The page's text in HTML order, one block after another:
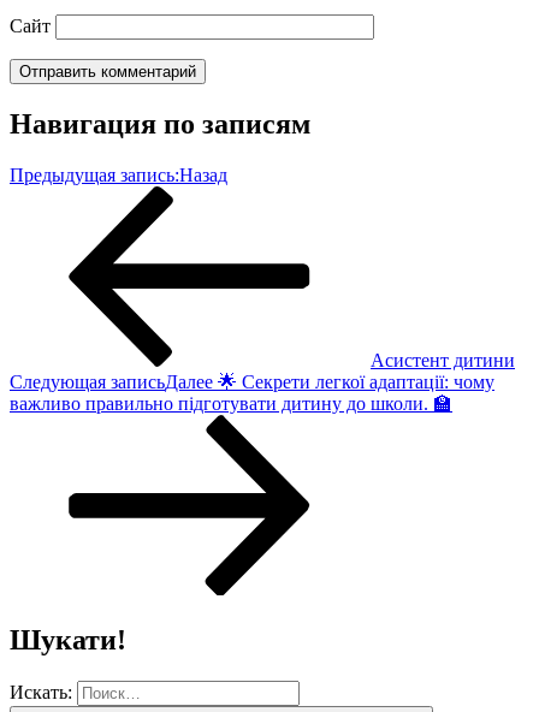
Сайт
Навигация по записям
Предыдущая запись:Назад
Асистент дитини
Следующая записьДалее 🌟 Секрети легкої адаптації: чому
важливо правильно підготувати дитину до школи. 🏫
Шукати!
Искать: